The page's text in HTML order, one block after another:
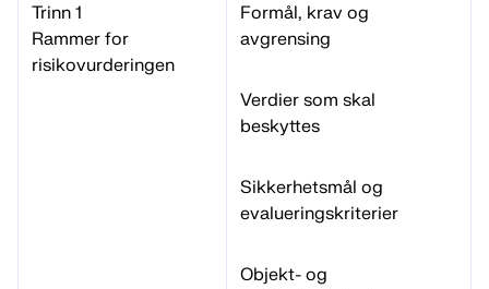
Trinn 1
Rammer for
risikovurderingen
Formål, krav og
avgrensing
Verdier som skal
beskyttes
Sikkerhetsmål og
evalueringskriterier
Objekt- og